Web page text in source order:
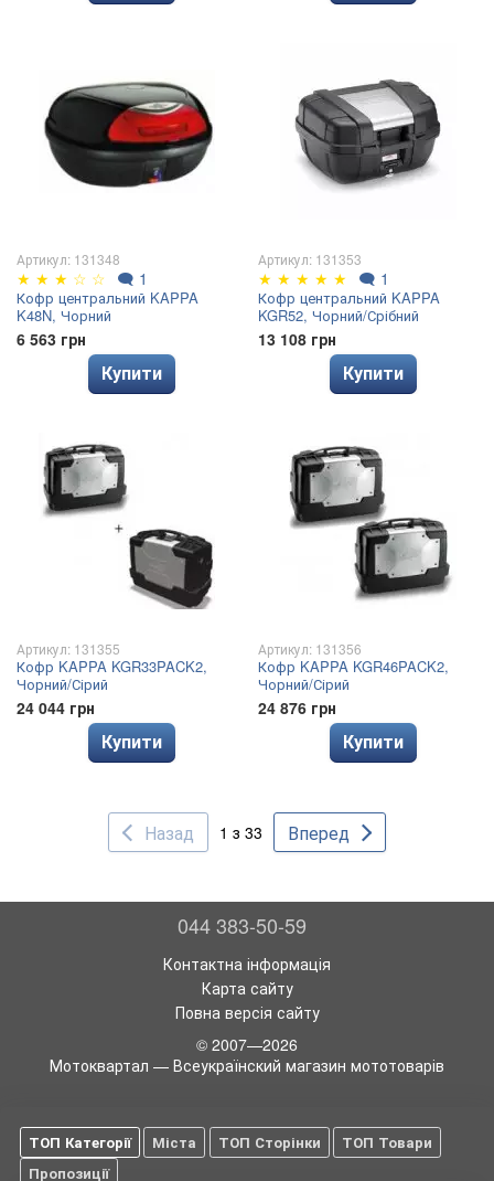
Артикул: 131348
★ ★ ★ ☆ ☆ 🗨 1
Кофр центральний KAPPA
K48N, Чорний
6 563 грн
Купити
Артикул: 131353
★ ★ ★ ★ ★ 🗨 1
Кофр центральний KAPPA
KGR52, Чорний/Срібний
13 108 грн
Купити
Артикул: 131355
Кофр KAPPA KGR33PACK2,
Чорний/Сірий
24 044 грн
Купити
Артикул: 131356
Кофр KAPPA KGR46PACK2,
Чорний/Сірий
24 876 грн
Купити
Назад 1 з 33 Вперед
044 383-50-59
Контактна інформація
Карта сайту
Повна версія сайту
© 2007—2026
Мотоквартал — Всеукраїнский магазин мототоварів
ТОП Категорії Міста ТОП Сторінки
ТОП Товари
Пропозиції